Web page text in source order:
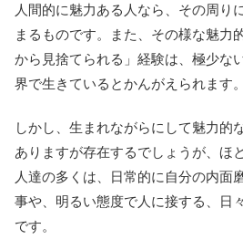
人間的に魅力ある人なら、その周り
まるものです。また、その様な魅力
から見捨てられる」経験は、極少な
界で生きているとかんがえられます。
しかし、生まれながらにして魅力的
ありますが存在するでしょうが、ほ
人達の多くは、日常的に自分の内面
事や、明るい態度で人に接する、日
です。